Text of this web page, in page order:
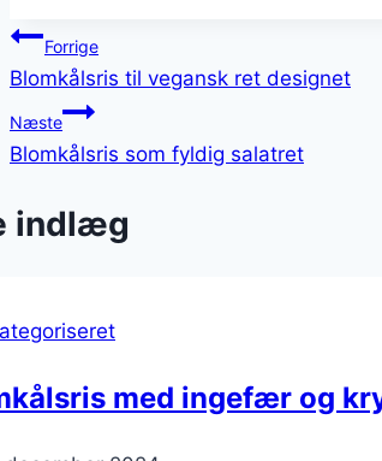
Indlægsnavigation
Forrige
Blomkålsris til vegansk ret designet
Næste
Blomkålsris som fyldig salatret
indlæg
med ingefær og